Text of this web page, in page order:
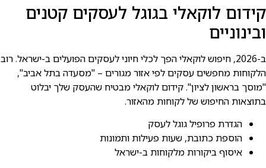
קידום לוקאלי בגוגל לעסקים קטנים
ובינוניים
ב-2026, חיפוש לוקאלי הפך לכלי חיוני לעסקים הפועלים ב-ישראל. רוב
הלקוחות מחפשים עסקים לפי אזור מגורים – "מסעדה בתל אביב",
"מוסך בראשון לציון". קידום לוקאלי מבטיח שהעסק שלך יבלוט
בתוצאות החיפוש של לקוחות מהאזור.
הגדרת פרופיל גוגל לעסק
הוספת כתובת, שעות פעילות ותמונות
איסוף ביקורות מלקוחות ב-ישראל